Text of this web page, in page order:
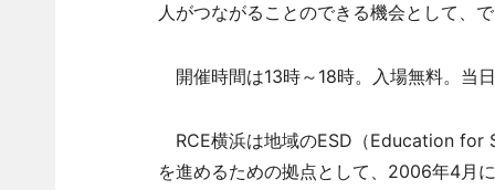
人がつながることのできる機会として、
開催時間は13時～18時。入場無料。当
RCE横浜は地域のESD（Education for
を進めるための拠点として、2006年4月